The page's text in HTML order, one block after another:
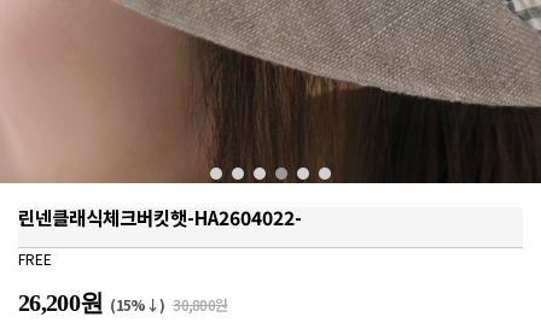
린넨클래식체크버킷햇-HA2604022-
FREE
26,200원 (15%↓) 30,800원